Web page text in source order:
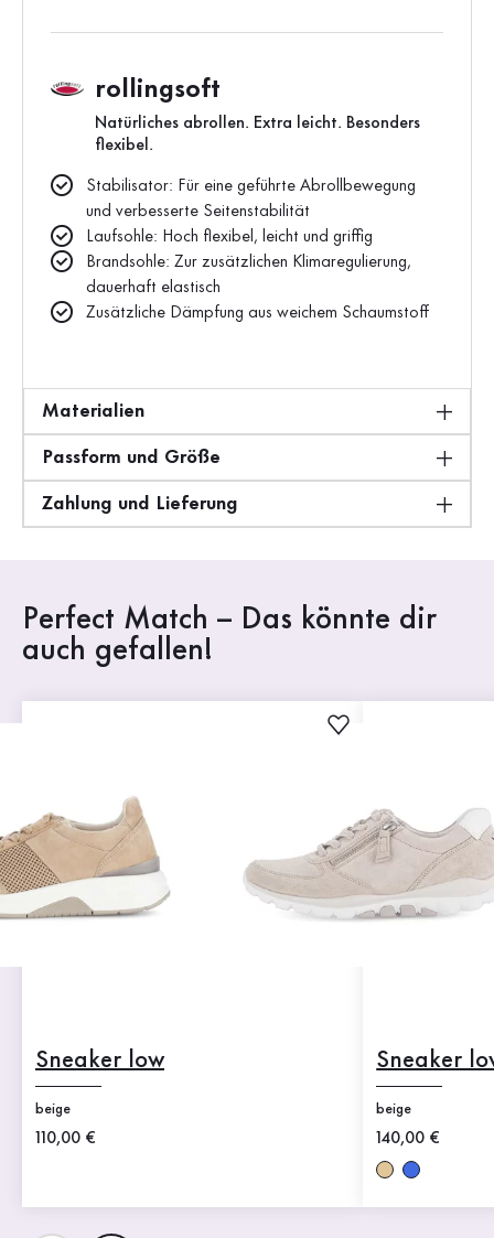
rollingsoft
Natürliches abrollen. Extra leicht. Besonders
flexibel.
Stabilisator: Für eine geführte Abrollbewegung
und verbesserte Seitenstabilität
Laufsohle: Hoch flexibel, leicht und griffig
Brandsohle: Zur zusätzlichen Klimaregulierung,
dauerhaft elastisch
Zusätzliche Dämpfung aus weichem Schaumstoff
Materialien
Passform und Größe
Zahlung und Lieferung
Perfect Match – Das könnte dir
auch gefallen!
Sneaker low
beige
Neuer Preis
110,00 €
Sneaker
beige
Neuer Preis
140,00 €